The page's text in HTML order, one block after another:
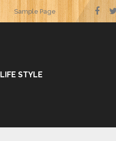
Sample Page
LIFE STYLE